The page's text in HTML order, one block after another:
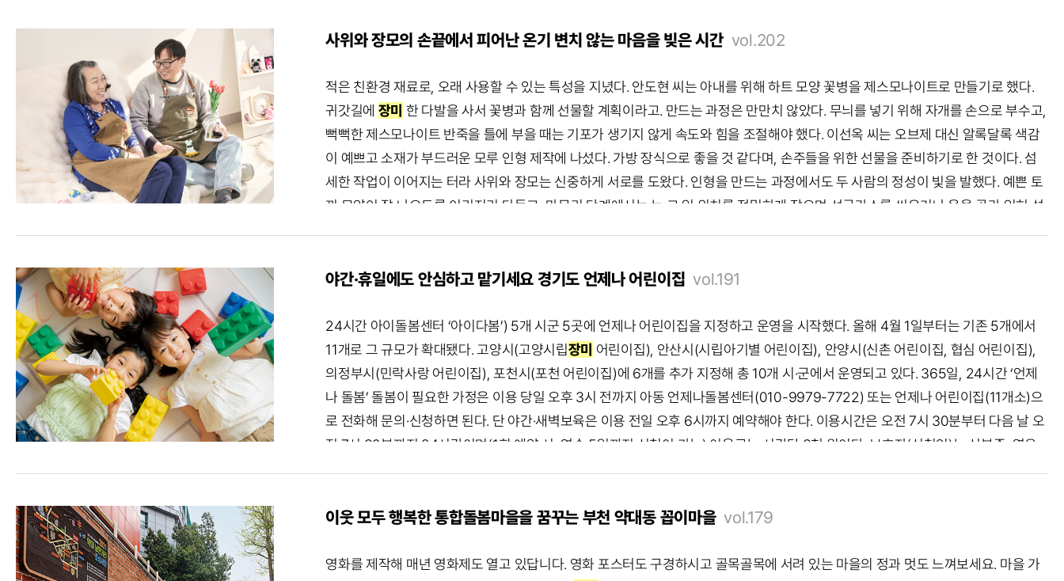
자리한 백만송이장미원은 ‘부천1경’으로 선정된 부천시 대표 명소다. 1998년부터 장미를 심기 시작해 어느덧 약 30년의 역사를 써 내
다채로운 색을 만드는 장미들. 우리는 인상주의 화가가 된 듯 마음속에 그 모습을 고스란히 그려 넣는다. 부천 백만송이장미원 경기도
부천시 원미구 도당동 ... 첫눈에 반한 계절, 장미를 만나다 2026. 05 분명 같은 시간을 보내고 있을 텐데, 꽃은 꼭 미래에서 기다려 주
는 선물 같다.장미가 생긋 피어나는 5월. 신록의 계절을 화려하게 수놓은 장미들이 우리 일상에 특별함을 전한다. 그래서 절로 미소를
틔우게 된다. 글. 임산하 사진. 경기도청, 부천시청 <나의 경기도>에서만 들을 수 있는 가든 디자이너 오경아의 경기도 장미 이야기 이
계절에 만나는 장미에 대한 이야기가 궁금하지 않나요? 사랑을 전하기 좋은 5월, 아름답게 피어나는 장미. 우리 함께 장미정원을 거닐
며 장미의 매력에 빠져 봐요. QR코드를 스캔하면 들을 수 있습니다. 쉬어가기 좋은 벤치( Ⓒ 박미연) 아름다운 장미로 뒤덮인 터널(
을 뿐인데, 어느새 활짝 피어난 꽃들이 선물처럼 다가온다. 그래서인지 봄에는 절로 웃을 일이 많아진다. 부천의 도당산 자락, 도당공원
내려가고 있다. 하나둘 세심히 가꿔 온 약 2만m2의 드넓은 부지에는 156종의 장미가 자리한다. 그 어떤 조명 없이도 봄볕 따라 매 순
간 다채로운 색을 만드는 장미들. 우리는 인상주의 화가가 된 듯 마음속에 그 모습을 고스란히 그려 넣는다. 부천 백만송이장미원 경기
도 부천시 원미구 도당동 산25-5, 032-320-3000 지도 바로보기 부천 백만송이장미원의 정원 산책길 장미의 품속을 누비는 향긋한
여유 이곳은 야트막한 산자락에 자리해 ... 같은 시간을 보내고 있을 텐데, 꽃은 꼭 미래에서 기다려 주는 선물 같다. 장미가 생긋 피어나
는 5월. 신록의 계절을 화려하게 수놓은장미들이 우리 일상에 특별함을 전한다. 그래서 절로 미소를 틔우게 된다. 글. 임산하 사진. 경
기도청, 부천시청 <나의 경기도>에서만 들을 수 있는 가든 디자이너 오경아의 경기도 장미 이야기 이 계절에 만나는 장미에 대한 이야
한 정원( Ⓒ 박미연) 일상에 낭만을 더하는 자연의 정경 어느덧 무르익은 봄날, 다소곳하던 장미 꽃봉오리들이 저마다 매력을 뽐내며
들이 선물처럼 다가온다. 그래서인지 봄에는 절로 웃을 일이 많아진다. 부천의 도당산 자락, 도당공원에 자리한 백만송이장미원은 ‘부
사위와 장모의 손끝에서 피어난 온기 변치 않는 마음을 빚은 시간 vol.202
적은 친환경 재료로, 오래 사용할 수 있는 특성을 지녔다. 안도현 씨는 아내를 위해 하트 모양 꽃병을 제스모나이트로 만들기로 했다.
귀갓길에 장미 한 다발을 사서 꽃병과 함께 선물할 계획이라고. 만드는 과정은 만만치 않았다. 무늬를 넣기 위해 자개를 손으로 부수고,
뻑뻑한 제스모나이트 반죽을 틀에 부을 때는 기포가 생기지 않게 속도와 힘을 조절해야 했다. 이선옥 씨는 오브제 대신 알록달록 색감
이 예쁘고 소재가 부드러운 모루 인형 제작에 나섰다. 가방 장식으로 좋을 것 같다며, 손주들을 위한 선물을 준비하기로 한 것이다. 섬
세한 작업이 이어지는 터라 사위와 장모는 신중하게 서로를 도왔다. 인형을 만드는 과정에서도 두 사람의 정성이 빛을 발했다. 예쁜 토
끼 모양이 잘 나오도록 이리저리 다듬고, 마무리 단계에서는 눈·코·입 위치를 정밀하게 잡으며 선글라스를 씌우거나 옷을 골라 입혀 섬
들이 좋아할 얼굴을 떠올리며 열심히 만든 인형이니, 오래 간직해 주었으면 좋겠어요. 사위와 오붓한 시간을 보내니 마음이 참 따뜻하
함께 장미꽃 한 다발도 선물하려고요. 제 마음이 잘 전달되었으면 합니다.” 안도현 Info. 아해들공방 경기도 남양주시 다산중앙로82번
길 105 상가 근린2호 지도보기 0507-1360-1581 <나의 경기도> 5월호 독자 참여 이벤트 ‘특별한 하루’ 신청하기 경기도의 다양한
체험거리와 함께하는 독자 참여 코너에 여러분을 초대합니다. QR코드를 찍고 ... 마음이 참 따뜻하네요. 우리 가족 모두 건강하게 지내
길 바랍니다.” 이선옥 “제스모나이트가 친환경 재료라 더욱 의미 있었어요. 아내에게 꽃병, 인형과 함께장미꽃 한 다발도 선물하려고
요. 제 마음이 잘 전달되었으면 합니다.” 안도현 Info. 아해들공방 경기도 남양주시 다산중앙로82번길 105 상가 근린2호 지도보기
0507-1360-1581 <나의 경기도> 5월호 독자 참여 이벤트 ‘특별한 하루’ 신청하기 경기도의 다양한 체험거리와 함께하는 독자 참여
다. ※당첨자는 개별 연락드립니다. 케이크 만들기 신청하기 가정의 달, 가족에게 전하는 케이크 만들기 장소: 수원 ‘라뮤제베이크하우
야간·휴일에도 안심하고 맡기세요 경기도 언제나 어린이집 vol.191
24시간 아이돌봄센터 ‘아이다봄’) 5개 시군 5곳에 언제나 어린이집을 지정하고 운영을 시작했다. 올해 4월 1일부터는 기존 5개에서
11개로 그 규모가 확대됐다. 고양시(고양시립장미 어린이집), 안산시(시립아기별 어린이집), 안양시(신촌 어린이집, 협심 어린이집),
의정부시(민락사랑 어린이집), 포천시(포천 어린이집)에 6개를 추가 지정해 총 10개 시·군에서 운영되고 있다. 365일, 24시간 ‘언제
나 돌봄’ 돌봄이 필요한 가정은 이용 당일 오후 3시 전까지 아동 언제나돌봄센터(010-9979-7722) 또는 언제나 어린이집(11개소)으
로 전화해 문의·신청하면 된다. 단 야간·새벽보육은 이용 전일 오후 6시까지 예약해야 한다. 이용시간은 오전 7시 30분부터 다음 날 오
전 7시 30분까지 24시간이며(1회 예약 시, 연속 5일까지 신청이 가능) 이용료는 시간당 3천 원이다. 보호자(신청인)는 신분증, 영유
제 보육 357개 반, 24시간 어린이집 27개소 등을 운영하며 맞춤형 긴급돌봄 서비스를 제공하고 있다. 나아가 부모들의 안정과 자녀
적·긴급상황 발생 시 언제든지 안심하고 영유아 자녀를 맡길 수 있는 긴급돌봄시설이다. Tip. 언제나 어린이집 운영 안내 이용대상경기
이웃 모두 행복한 통합돌봄마을을 꿈꾸는 부천 약대동 꼽이마을 vol.179
영화를 제작해 매년 영화제도 열고 있답니다. 영화 포스터도 구경하시고 골목골목에 서려 있는 마을의 정과 멋도 느껴보세요. 마을 가